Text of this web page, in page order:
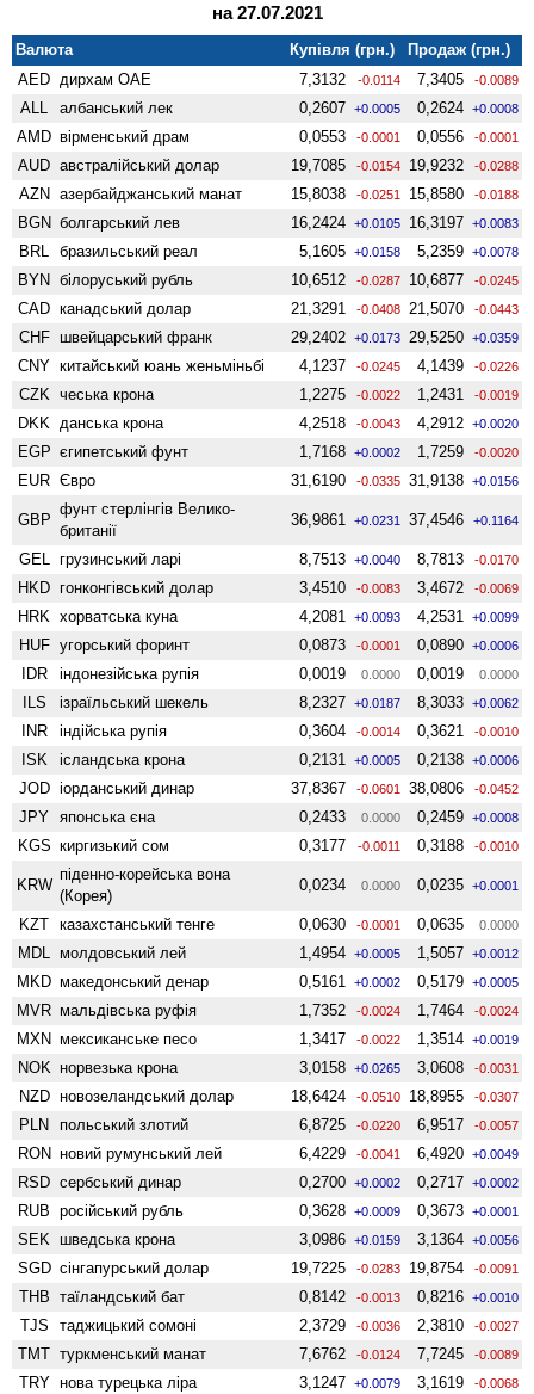
на 27.07.2021
Валюта Купівля (грн.)
Продаж (грн.)
AED дирхам ОАЕ 7,3132 -0.0114 7,3405 -0.0089
ALL албанський лек 0,2607 +0.0005 0,2624 +0.0008
AMD вiрменський драм 0,0553 -0.0001 0,0556 -0.0001
AUD австралійський долар 19,7085 -0.0154 19,9232 -0.0288
AZN азербайджанський манат 15,8038 -0.0251 15,8580 -0.0188
BGN болгарський лев 16,2424 +0.0105 16,3197 +0.0083
BRL бразильський реал 5,1605 +0.0158 5,2359 +0.0078
BYN білоруський рубль 10,6512 -0.0287 10,6877 -0.0245
CAD канадський долар 21,3291 -0.0408 21,5070 -0.0443
CHF швейцарський франк 29,2402 +0.0173 29,5250 +0.0359
CNY китайський юань женьмiньбi 4,1237 -0.0245 4,1439 -0.0226
CZK чеська крона 1,2275 -0.0022 1,2431 -0.0019
DKK данська крона 4,2518 -0.0043 4,2912 +0.0020
EGP єгипетський фунт 1,7168 +0.0002 1,7259 -0.0020
EUR Євро 31,6190 -0.0335 31,9138 +0.0156
GBP
фунт стерлінгів Велико­
британії
36,9861 +0.0231 37,4546 +0.1164
GEL грузинський ларі 8,7513 +0.0040 8,7813 -0.0170
HKD гонконгівський долар 3,4510 -0.0083 3,4672 -0.0069
HRK хорватська куна 4,2081 +0.0093 4,2531 +0.0099
HUF угорський форинт 0,0873 -0.0001 0,0890 +0.0006
IDR індонезійська рупія 0,0019 0.0000 0,0019 0.0000
ILS ізраїльський шекель 8,2327 +0.0187 8,3033 +0.0062
INR індійська рупія 0,3604 -0.0014 0,3621 -0.0010
ISK ісландська крона 0,2131 +0.0005 0,2138 +0.0006
JOD іорданський динар 37,8367 -0.0601 38,0806 -0.0452
JPY японська єна 0,2433 0.0000 0,2459 +0.0008
KGS киргизький сом 0,3177 -0.0011 0,3188 -0.0010
KRW
піденно-корейська вона
(Корея)
0,0234 0.0000 0,0235 +0.0001
KZT казахстанський тенге 0,0630 -0.0001 0,0635 0.0000
MDL молдовський лей 1,4954 +0.0005 1,5057 +0.0012
MKD македонський денар 0,5161 +0.0002 0,5179 +0.0005
MVR мальдівська руфія 1,7352 -0.0024 1,7464 -0.0024
MXN мексиканське песо 1,3417 -0.0022 1,3514 +0.0019
NOK норвезька крона 3,0158 +0.0265 3,0608 -0.0031
NZD ново­зеландський долар 18,6424 -0.0510 18,8955 -0.0307
PLN польський злотий 6,8725 -0.0220 6,9517 -0.0057
RON новий румунський лей 6,4229 -0.0041 6,4920 +0.0049
RSD сербський динар 0,2700 +0.0002 0,2717 +0.0002
RUB російський рубль 0,3628 +0.0009 0,3673 +0.0001
SEK шведська крона 3,0986 +0.0159 3,1364 +0.0056
SGD сінгапурський долар 19,7225 -0.0283 19,8754 -0.0091
THB таїландський бат 0,8142 -0.0013 0,8216 +0.0010
TJS таджицький сомоні 2,3729 -0.0036 2,3810 -0.0027
TMT туркменський манат 7,6762 -0.0124 7,7245 -0.0089
TRY нова турецька ліра 3,1247 +0.0079 3,1619 -0.0068